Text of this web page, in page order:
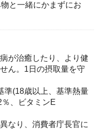
ース「ざくろ100」シ
エラグ酸を2粒で補え
と一緒にかまずにお
が治癒したり、より健
ん。1日の摂取量を守
準(18歳以上、基準熱量
％、ビタミンE
なり、消費者庁長官に